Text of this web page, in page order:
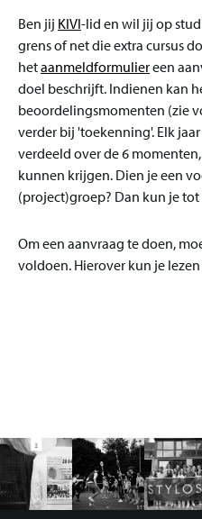
Ben jij KIVI-lid en wil jij op
grens of net die extra cursus
hetaanmeldformuliereen
doel beschrijft. Indienen kan
beoordelingsmomenten (zie
verder bij 'toekenning'. Elk
verdeeld over de 6
kunnen krijgen. Dien je een
(project)groep? Dan kun je
Om een aanvraag te doen,
voldoen. Hierover kun je